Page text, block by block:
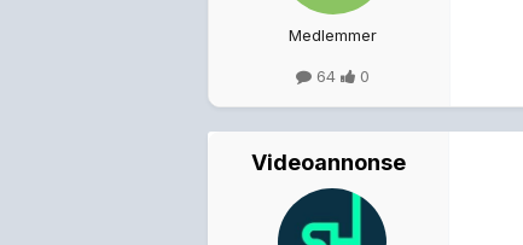
Medlemmer
64 0
Videoannonse